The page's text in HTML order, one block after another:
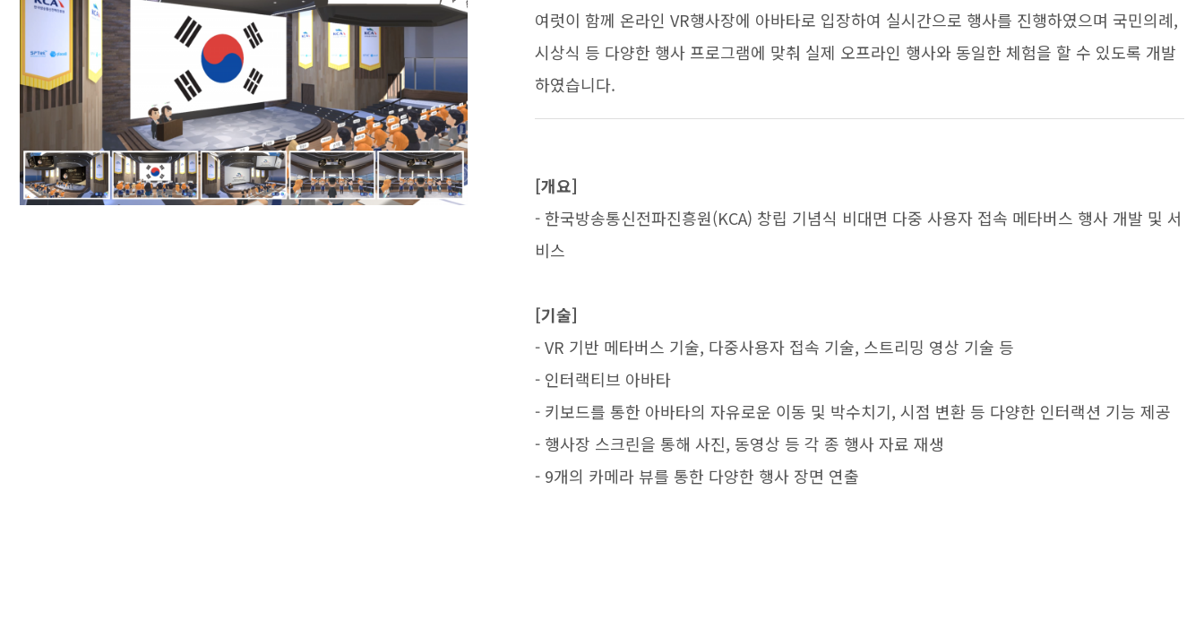
여럿이 함께 온라인 VR행사장에 아바타로 입장하여 실시간으로 행사를 진행하였으며 국민의례,
시상식 등 다양한 행사 프로그램에 맞춰 실제 오프라인 행사와 동일한 체험을 할 수 있도록 개발
하였습니다.
[개요]
- 한국방송통신전파진흥원(KCA) 창립 기념식 비대면 다중 사용자 접속 메타버스 행사 개발 및 서
비스
[기술]
- VR 기반 메타버스 기술, 다중사용자 접속 기술, 스트리밍 영상 기술 등
- 인터랙티브 아바타
- 키보드를 통한 아바타의 자유로운 이동 및 박수치기, 시점 변환 등 다양한 인터랙션 기능 제공
- 행사장 스크린을 통해 사진, 동영상 등 각 종 행사 자료 재생
- 9개의 카메라 뷰를 통한 다양한 행사 장면 연출